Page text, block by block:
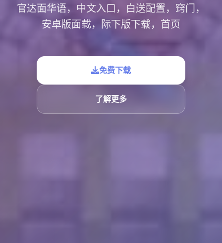
官达面华语，中文入口，白送配置，窍门，
安卓版面载，际下版下载，首页
免费下载
了解更多